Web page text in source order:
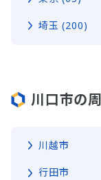
埼玉 (200)
川口市の
川越市
行田市